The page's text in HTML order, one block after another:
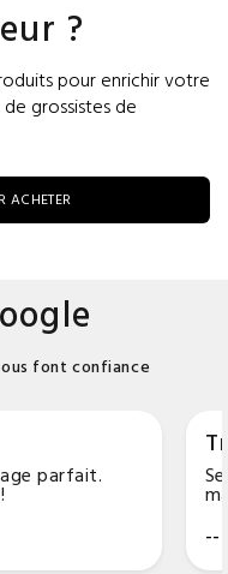
?
pour enrichir votre
grossistes de
ACHETER
font confiance
parfait.
--